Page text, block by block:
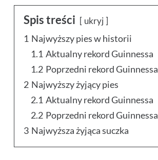
Spis treści ukryj
1 Najwyższy pies w historii
1.1 Aktualny rekord Guinnessa
1.2 Poprzedni rekord Guinnessa
2 Najwyższy żyjący pies
2.1 Aktualny rekord Guinnessa
2.2 Poprzedni rekord Guinnessa
3 Najwyższa żyjąca suczka